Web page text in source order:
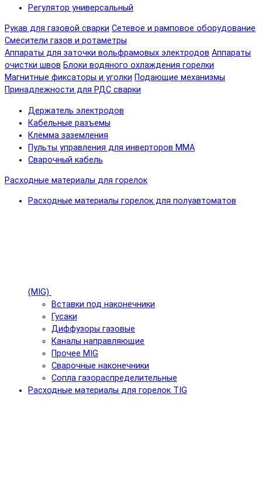
Регулятор универсальный
Рукав для газовой сварки Сетевое и рамповое оборудование
Смесители газов и ротаметры
Аппараты для заточки вольфрамовых электродов Аппараты
очистки швов Блоки водяного охлаждения горелки
Магнитные фиксаторы и уголки Подающие механизмы
Принадлежности для РДС сварки
Держатель электродов
Кабельные разъемы
Клемма заземления
Пульты управления для инверторов MMA
Сварочный кабель
Расходные материалы для горелок
Расходные материалы горелок для полуавтоматов
(MIG)
Вставки под наконечники
Гусаки
Диффузоры газовые
Каналы направляющие
Прочее MIG
Сварочные наконечники
Сопла газораспределительные
Расходные материалы для горелок TIG